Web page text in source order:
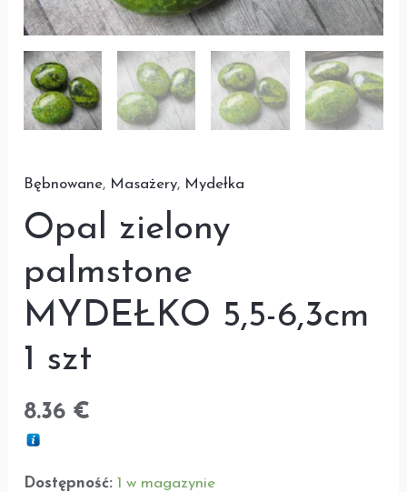
Bębnowane, Masażery, Mydełka
Opal zielony
palmstone
MYDEŁKO 5,5-6,3cm
1 szt
8.36 €
Dostępność: 1 w magazynie